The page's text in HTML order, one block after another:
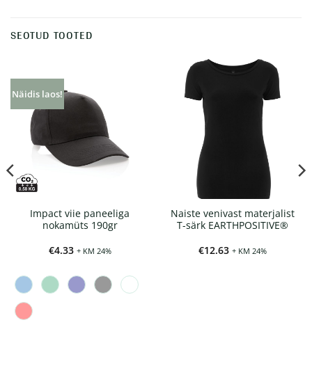
SEOTUD TOOTED
Näidis laos!
Impact viie paneeliga
nokamüts 190gr
€4.33 + KM 24%
Naiste venivast materjalist
T-särk EARTHPOSITIVE®
€12.63 + KM 24%